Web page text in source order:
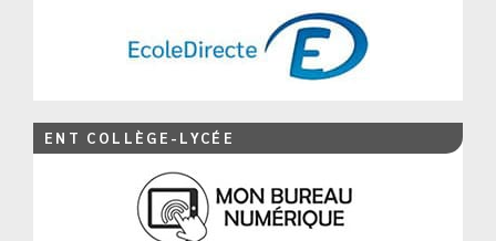
ENT COLLÈGE-LYCÉE